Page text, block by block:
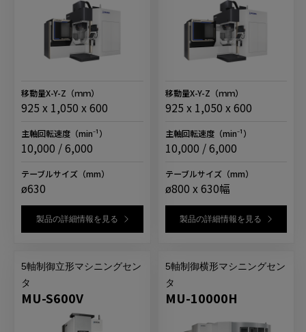
移動量X-Y-Z （ｍｍ）
925 x 1,050 x 600
主軸回転速度 （min⁻¹）
10,000 / 6,000
テーブルサイズ （mm）
ø630
製品の詳細情報を見る
移動量X-Y-Z （ｍｍ）
925 x 1,050 x 600
主軸回転速度（min⁻¹）
10,000 / 6,000
テーブルサイズ（mm）
ø800 x 630幅
製品の詳細情報を見る
5軸制御立形マシニングセン
タ
MU-S600V
5軸制御横形マシニングセン
タ
MU-10000H